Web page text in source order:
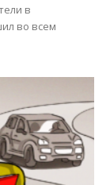
в
во всем